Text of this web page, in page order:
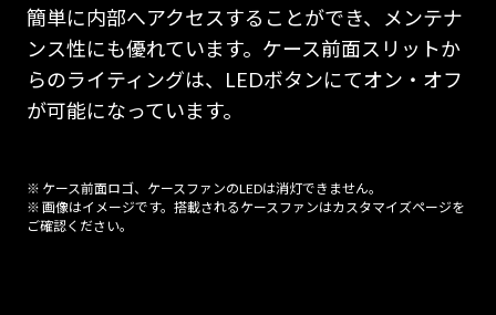
簡単に内部へアクセスすることができ、メンテナ
ンス性にも優れています。ケース前面スリットか
らのライティングは、LEDボタンにてオン・オフ
が可能になっています。
※ ケース前面ロゴ、ケースファンのLEDは消灯できません。
※ 画像はイメージです。搭載されるケースファンはカスタマイズページを
ご確認ください。